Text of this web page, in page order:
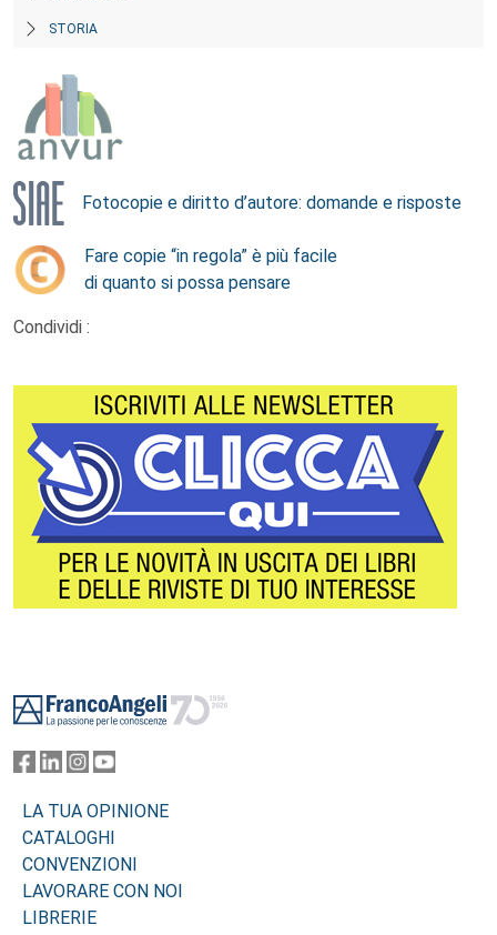
STORIA
Fotocopie e diritto d’autore: domande e risposte
Fare copie “in regola” è più facile
di quanto si possa pensare
Condividi :
LA TUA OPINIONE
CATALOGHI
CONVENZIONI
LAVORARE CON NOI
LIBRERIE